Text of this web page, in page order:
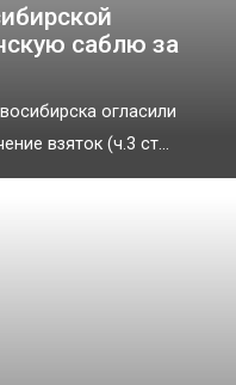
саблю за
огласили
взяток (ч.3 ст...